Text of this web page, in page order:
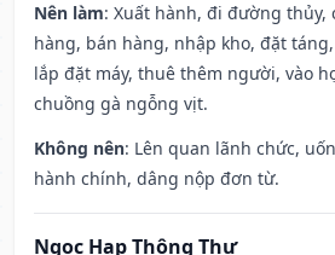
Nên làm: Xuất hành, đi đường thủy,
hàng, bán hàng, nhập kho, đặt
lắp đặt máy, thuê thêm người, vào
chuồng gà ngỗng vịt.
Không nên: Lên quan lãnh chức,
hành chính, dâng nộp đơn từ.
Ngọc Hạp Thông Thư